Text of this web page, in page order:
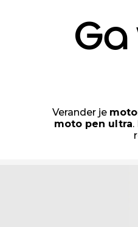
Verander je
moto pen ultra